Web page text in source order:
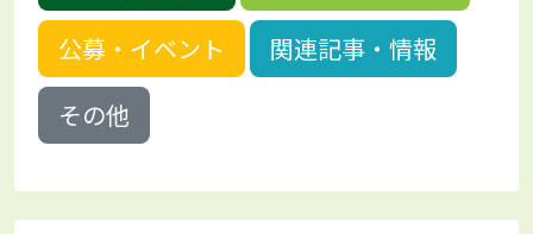
公募・イベント
関連記事・情報
その他